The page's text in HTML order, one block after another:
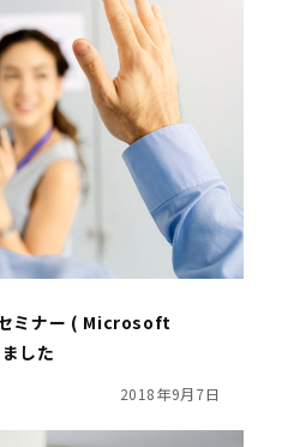
ミナー ( Microsoft
した
2018年9月7日